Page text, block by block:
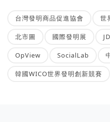
台灣發明商品促進協會 世
北市圖 國際發明展
OpView SocialLab
韓國WICO世界發明創新競賽